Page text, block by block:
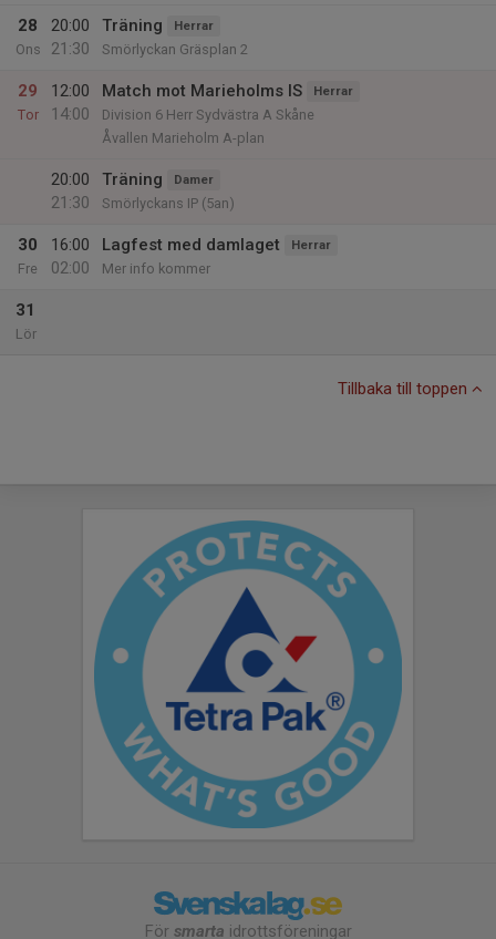
28
Ons
20:00
21:30
Träning Herrar
Smörlyckan Gräsplan 2
29
Tor
12:00
14:00
Match mot Marieholms IS Herrar
Division 6 Herr Sydvästra A Skåne
Åvallen Marieholm A-plan
20:00
21:30
Träning Damer
Smörlyckans IP (5an)
30
Fre
16:00
02:00
Lagfest med damlaget Herrar
Mer info kommer
31
Lör
Tillbaka till toppen
För smarta idrottsföreningar